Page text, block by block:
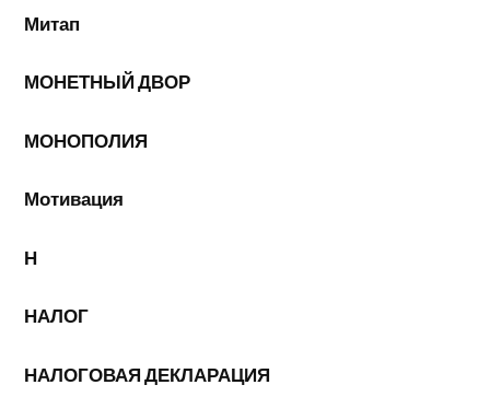
Митап
МОНЕТНЫЙ ДВОР
МОНОПОЛИЯ
Мотивация
Н
НАЛОГ
НАЛОГОВАЯ ДЕКЛАРАЦИЯ